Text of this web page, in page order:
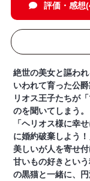
評価・感想
絶世の美女と謳わ
いわれて育った公
リオス王子たちが
のを聞いてしまう。
「ヘリオス様に幸
に婚約破棄しよう！
美しいが人を寄せ
甘いもの好きとい
の黒猫と一緒に、